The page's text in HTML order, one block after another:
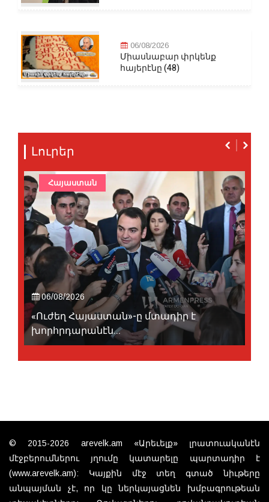
06/08/2026
Միասնաբար փրկենք
հայերէնը (48)
Լուրեր
06/08/2026
«Ուժեղ Հայաստան»-ը մտադիր է
խորհրդարանէն...
Հայաստան
© 2015-2026 arevelk.am «Արեւելք» լրատուականէն
մէջբերումներու յղումը կատարելը պարտադիր է
(www.arevelk.am): Կայքին մէջ տեղ գտած նիւթերը
անպայման չէ, որ կը ներկայացնեն խմբագրութեան